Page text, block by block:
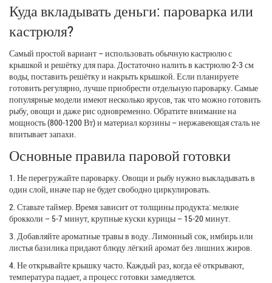
Куда вкладывать деньги: пароварка или
кастрюля?
Самый простой вариант – использовать обычную кастрюлю с
крышкой и решётку для пара. Достаточно налить в кастрюлю 2‑3 см
воды, поставить решётку и накрыть крышкой. Если планируете
готовить регулярно, лучше приобрести отдельную пароварку. Самые
популярные модели имеют несколько ярусов, так что можно готовить
рыбу, овощи и даже рис одновременно. Обратите внимание на
мощность (800‑1200 Вт) и материал корзины – нержавеющая сталь не
впитывает запахи.
Основные правила паровой готовки
1. Не перегружайте пароварку. Овощи и рыбу нужно выкладывать в
один слой, иначе пар не будет свободно циркулировать.
2. Ставьте таймер. Время зависит от толщины продукта: мелкие
брокколи – 5‑7 минут, крупные куски курицы – 15‑20 минут.
3. Добавляйте ароматные травы в воду. Лимонный сок, имбирь или
листья базилика придают блюду лёгкий аромат без лишних жиров.
4. Не открывайте крышку часто. Каждый раз, когда её открывают,
температура падает, а процесс готовки замедляется.